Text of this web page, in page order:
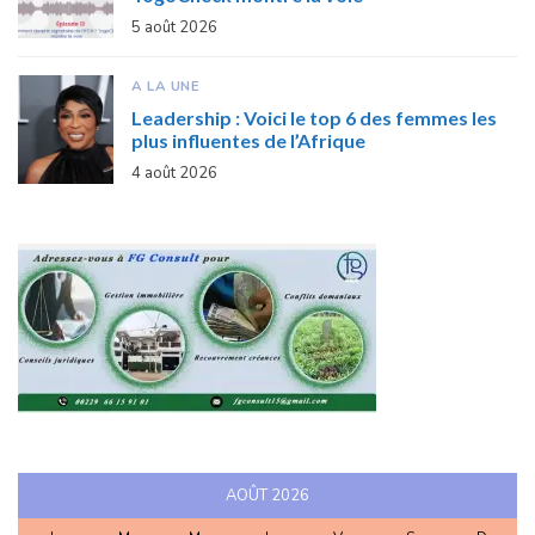
5 août 2026
A LA UNE
Leadership : Voici le top 6 des femmes les
plus influentes de l’Afrique
4 août 2026
AOÛT 2026